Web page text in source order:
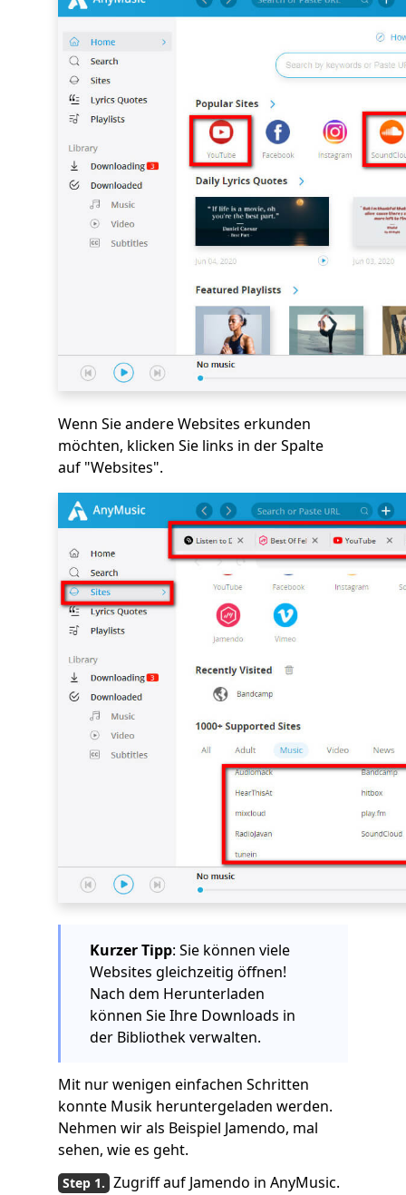
Wenn Sie andere Websites erkunden
möchten, klicken Sie links in der Spalte
auf "Websites".
Kurzer Tipp: Sie können viele
Websites gleichzeitig öffnen!
Nach dem Herunterladen
können Sie Ihre Downloads in
der Bibliothek verwalten.
Mit nur wenigen einfachen Schritten
konnte Musik heruntergeladen werden.
Nehmen wir als Beispiel Jamendo, mal
sehen, wie es geht.
Zugriff auf Jamendo in AnyMusic.